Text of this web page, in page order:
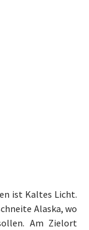
ist Kaltes Licht.
Alaska, wo
Am Zielort